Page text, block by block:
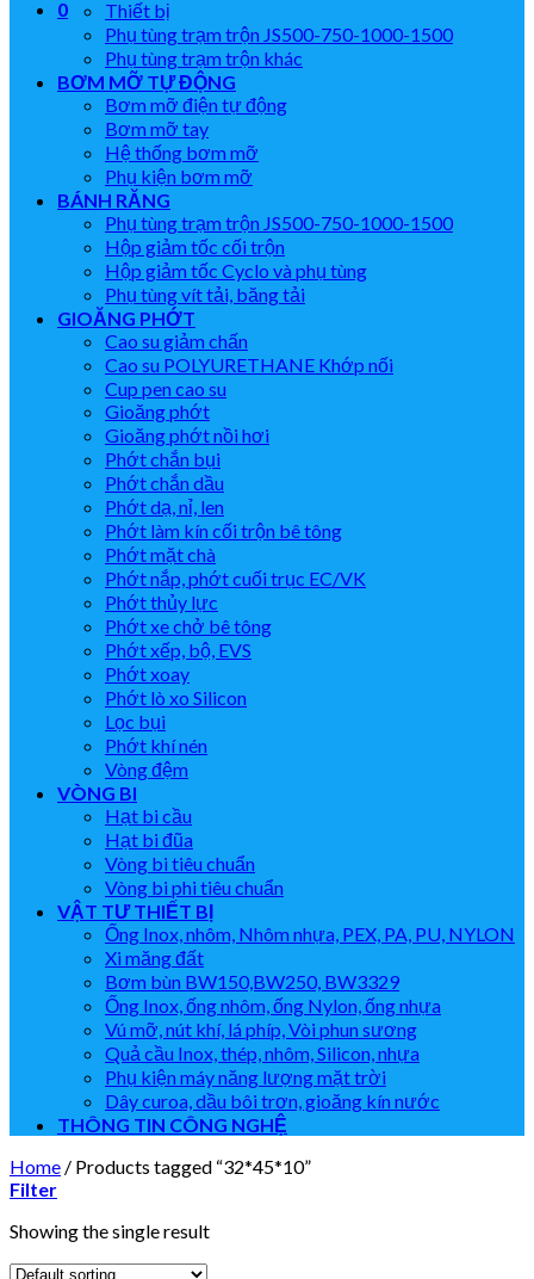
0
Thiết bị
Phụ tùng trạm trộn JS500-750-1000-1500
Phụ tùng trạm trộn khác
BƠM MỠ TỰ ĐỘNG
Bơm mỡ điện tự động
Bơm mỡ tay
Hệ thống bơm mỡ
Phụ kiện bơm mỡ
BÁNH RĂNG
Phụ tùng trạm trộn JS500-750-1000-1500
Hộp giảm tốc cối trộn
Hộp giảm tốc Cyclo và phụ tùng
Phụ tùng vít tải, băng tải
GIOĂNG PHỚT
Cao su giảm chấn
Cao su POLYURETHANE Khớp nối
Cup pen cao su
Gioăng phớt
Gioăng phớt nồi hơi
Phớt chắn bụi
Phớt chắn dầu
Phớt dạ, nỉ, len
Phớt làm kín cối trộn bê tông
Phớt mặt chà
Phớt nắp, phớt cuối trục EC/VK
Phớt thủy lực
Phớt xe chở bê tông
Phớt xếp, bộ, EVS
Phớt xoay
Phớt lò xo Silicon
Lọc bụi
Phớt khí nén
Vòng đệm
VÒNG BI
Hạt bi cầu
Hạt bi đũa
Vòng bi tiêu chuẩn
Vòng bi phi tiêu chuẩn
VẬT TƯ THIẾT BỊ
Ống Inox, nhôm, Nhôm nhựa, PEX, PA, PU, NYLON
Xi măng đất
Bơm bùn BW150,BW250, BW3329
Ống Inox, ống nhôm, ống Nylon, ống nhựa
Vú mỡ, nút khí, lá phíp, Vòi phun sương
Quả cầu Inox, thép, nhôm, Silicon, nhựa
Phụ kiện máy năng lượng mặt trời
Dây curoa, dầu bôi trơn, gioăng kín nước
THÔNG TIN CÔNG NGHỆ
Home / Products tagged “32*45*10”
Filter
Showing the single result